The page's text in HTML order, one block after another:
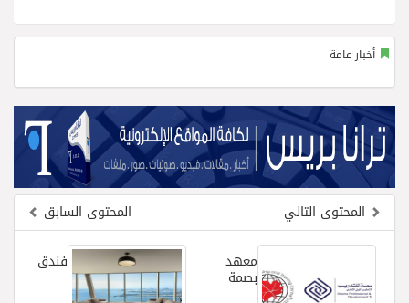
أخبار عامة
المحتوى السابق
المحتوى التالي
فندق
معهد
بصمة